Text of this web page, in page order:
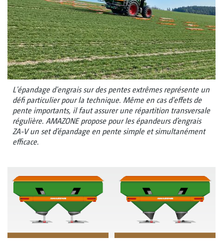
L'épandage d'engrais sur des pentes extrêmes représente un
défi particulier pour la technique. Même en cas d'effets de
pente importants, il faut assurer une répartition transversale
régulière. AMAZONE propose pour les épandeurs d’engrais
ZA-V un set d’épandage en pente simple et simultanément
efficace.